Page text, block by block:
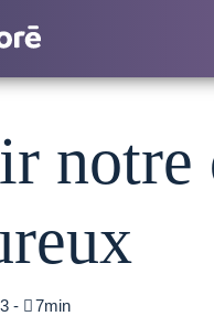
notre
- 7min